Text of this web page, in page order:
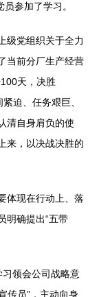
参加了学习。
级党组织关于全力
当前分厂生产经营
天，决胜
迫、任务艰巨、
清自身肩负的使
来，以决战决胜的
体现在行动上、落
明确提出“五带
习领会公司战略意
传员”，主动向身